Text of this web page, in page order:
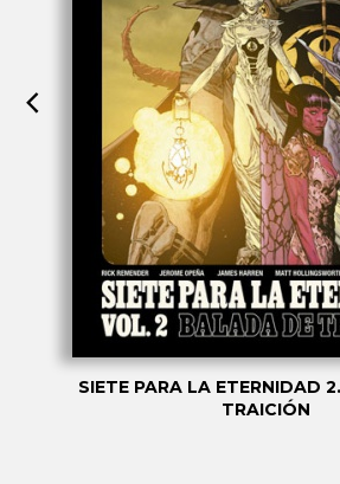
SIETE PARA LA ETERNIDAD
TRAICIÓN